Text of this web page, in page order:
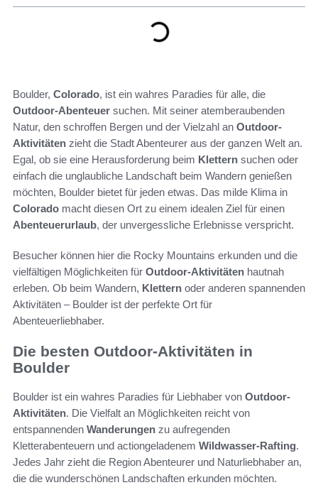
Boulder, Colorado, ist ein wahres Paradies für alle, die
Outdoor-Abenteuer suchen. Mit seiner atemberaubenden
Natur, den schroffen Bergen und der Vielzahl an Outdoor-
Aktivitäten zieht die Stadt Abenteurer aus der ganzen Welt an.
Egal, ob sie eine Herausforderung beim Klettern suchen oder
einfach die unglaubliche Landschaft beim Wandern genießen
möchten, Boulder bietet für jeden etwas. Das milde Klima in
Colorado macht diesen Ort zu einem idealen Ziel für einen
Abenteuerurlaub, der unvergessliche Erlebnisse verspricht.
Besucher können hier die Rocky Mountains erkunden und die
vielfältigen Möglichkeiten für Outdoor-Aktivitäten hautnah
erleben. Ob beim Wandern, Klettern oder anderen spannenden
Aktivitäten – Boulder ist der perfekte Ort für
Abenteuerliebhaber.
Die besten Outdoor-Aktivitäten in
Boulder
Boulder ist ein wahres Paradies für Liebhaber von Outdoor-
Aktivitäten. Die Vielfalt an Möglichkeiten reicht von
entspannenden Wanderungen zu aufregenden
Kletterabenteuern und actiongeladenem Wildwasser-Rafting.
Jedes Jahr zieht die Region Abenteurer und Naturliebhaber an,
die die wunderschönen Landschaften erkunden möchten.